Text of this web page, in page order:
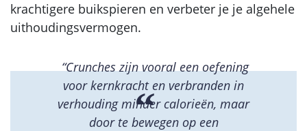
krachtigere buikspieren en verbeter je je algehele
uithoudingsvermogen.
“Crunches zijn vooral een oefening
voor kernkracht en verbranden in
verhouding minder calorieën, maar
door te bewegen op een